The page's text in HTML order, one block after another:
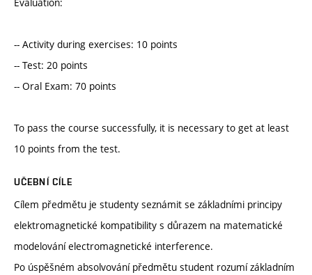
-- Activity during exercises: 10 points
-- Test: 20 points
-- Oral Exam: 70 points
To pass the course successfully, it is necessary to get at least
10 points from the test.
UČEBNÍ CÍLE
Cílem předmětu je studenty seznámit se základními principy
elektromagnetické kompatibility s důrazem na matematické
modelování electromagnetické interference.
Po úspěšném absolvování předmětu student rozumí základním